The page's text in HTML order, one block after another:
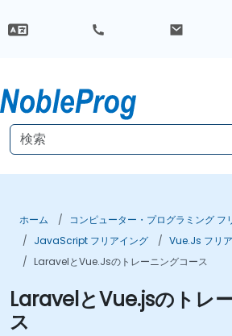
ホーム
コンピューター・プログラミング フ
JavaScript フリアイング
Vue.js フリ
LaravelとVue.jsのトレーニングコース
LaravelとVue.jsのトレ
ス